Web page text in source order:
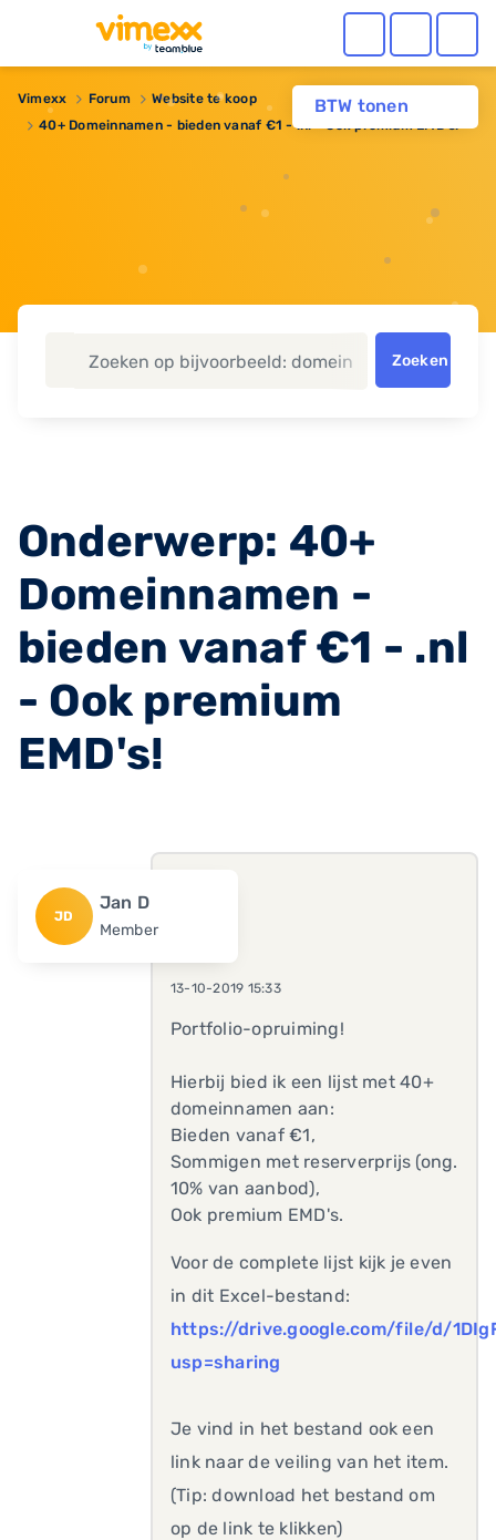
BTW tonen
Vimexx Forum
Website te koop
40+ Domeinnamen - bieden vanaf €1 - .nl - Ook premium EMD's!
Zoeken
Onderwerp: 40+
Domeinnamen -
bieden vanaf €1 - .nl
- Ook premium
EMD's!
JD
Jan D
Member
13-10-2019 15:33
Portfolio-opruiming!
Hierbij bied ik een lijst met 40+
domeinnamen aan:
Bieden vanaf €1,
Sommigen met reserverprijs (ong.
10% van aanbod),
Ook premium EMD's.
Voor de complete lijst kijk je even
in dit Excel-bestand:
https://drive.google.com/file/d/
usp=sharing
Je vind in het bestand ook een
link naar de veiling van het item.
(Tip: download het bestand om
op de link te klikken)